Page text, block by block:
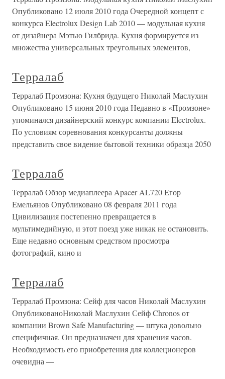
Опубликовано 12 июля 2010 года Очередной концепт с
конкурса Electrolux Design Lab 2010 — модульная кухня
от дизайнера Мэтью Гилбрида. Кухня формируется из
множества универсальных треугольных элементов,
Терралаб
Терралаб Промзона: Кухня будущего Николай Маслухин
Опубликовано 15 июня 2010 года Недавно в «Промзоне»
упоминался дизайнерский конкурс компании Electrolux.
По условиям соревнования конкурсанты должны
представить свое видение бытовой техники образца 2050
Терралаб
Терралаб Обзор медиаплеера Apacer AL720 Егор
Емельянов Опубликовано 08 февраля 2011 года
Цивилизация постепенно превращается в
мультимедийную, и этот поезд уже никак не остановить.
Еще недавно основным средством просмотра
фотографий, кино и
Терралаб
Терралаб Промзона: Сейф для часов Николай Маслухин
ОпубликованоНиколай Маслухин Сейф Chronos от
компании Brown Safe Manufacturing — штука довольно
специфичная. Он предназначен для хранения часов.
Необходимость его приобретения для коллеционеров
очевидна —